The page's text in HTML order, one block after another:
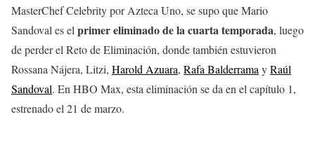
MasterChef Celebrity por Azteca Uno, se supo que Mario
Sandoval es elprimer eliminado de la cuarta temporada, luego
de perder el Reto de Eliminación, donde también estuvieron
Rossana Nájera, Litzi, Harold Azuara, Rafa BalderramayRaúl
Sandoval. En HBO Max, esta eliminación se da en el capítulo 1,
estrenado el 21 de marzo.